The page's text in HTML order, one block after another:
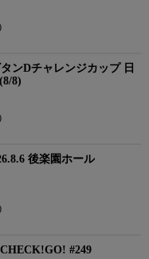
ンDチャレンジカップ 日
8)
後楽園ホール
#249